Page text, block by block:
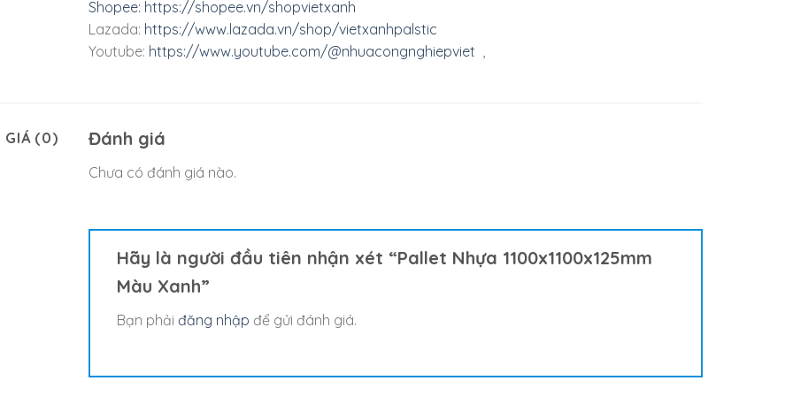
Shopee: https://shopee.vn/shopvietxanh
Lazada: https://www.lazada.vn/shop/vietxanhpalstic
Youtube: https://www.youtube.com/@nhuacongnghiepviet
GIÁ (0) Đánh giá
Chưa có đánh giá nào.
Hãy là người đầu tiên nhận xét “Pallet Nhựa 1100x1100x125mm
Màu Xanh”
Bạn phải đăng nhập để gửi đánh giá.